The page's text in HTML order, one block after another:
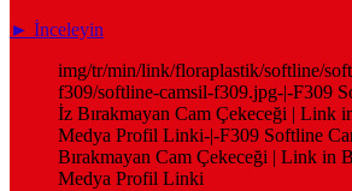
► İnceleyin
img/tr/min/link/floraplastik/softline/
f309/softline-camsil-f309.jpg-|-F309
İz Bırakmayan Cam Çekeceği | Link
Medya Profil Linki-|-F309 Softline
Bırakmayan Cam Çekeceği | Link in
Medya Profil Linki